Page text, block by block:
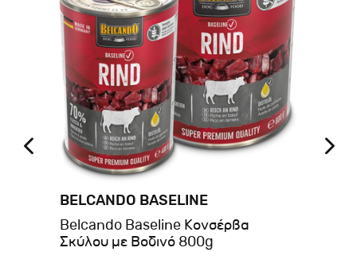
BELCANDO BASELINE
Belcando Baseline Κονσέρβα
Σκύλου με Βοδινό 800g